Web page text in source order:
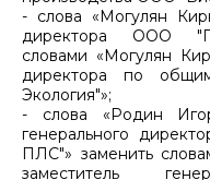
- слова «Могулян
директора ООО
словами «Могулян
директора по
Экология"»;
- слова «Родин
генерального
ПЛС"» заменить
заместитель